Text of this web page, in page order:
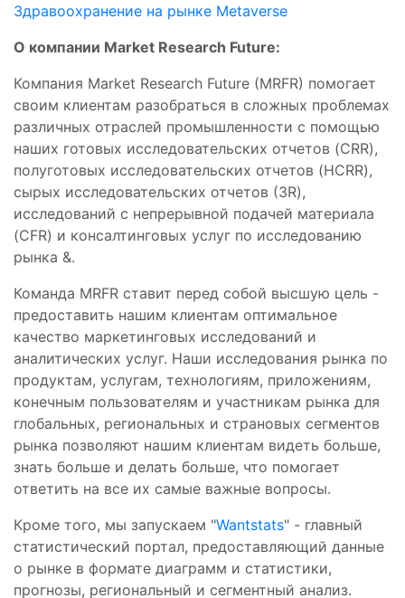
Здравоохранение на рынке Metaverse
О компании Market Research Future:
Компания Market Research Future (MRFR) помогает
своим клиентам разобраться в сложных проблемах
различных отраслей промышленности с помощью
наших готовых исследовательских отчетов (CRR),
полуготовых исследовательских отчетов (HCRR),
сырых исследовательских отчетов (3R),
исследований с непрерывной подачей материала
(CFR) и консалтинговых услуг по исследованию
рынка &.
Команда MRFR ставит перед собой высшую цель -
предоставить нашим клиентам оптимальное
качество маркетинговых исследований и
аналитических услуг. Наши исследования рынка по
продуктам, услугам, технологиям, приложениям,
конечным пользователям и участникам рынка для
глобальных, региональных и страновых сегментов
рынка позволяют нашим клиентам видеть больше,
знать больше и делать больше, что помогает
ответить на все их самые важные вопросы.
Кроме того, мы запускаем "Wantstats" - главный
статистический портал, предоставляющий данные
о рынке в формате диаграмм и статистики,
прогнозы, региональный и сегментный анализ.